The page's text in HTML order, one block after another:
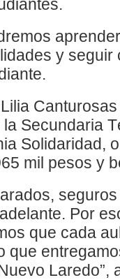
y
Secundaria
Solidaridad,
mil pesos y
Por
que cada
que
Laredo”,